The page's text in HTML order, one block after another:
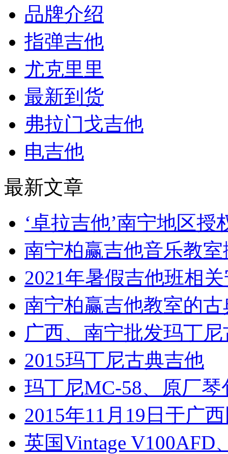
品牌介绍
指弹吉他
尤克里里
最新到货
弗拉门戈吉他
电吉他
最新文章
‘卓拉吉他’南宁地区
南宁柏赢吉他音乐教
2021年暑假吉他班相
南宁柏赢吉他教室的
广西、南宁批发玛丁
2015玛丁尼古典吉他
玛丁尼MC-58、原厂
2015年11月19日于广
英国Vintage V100AFD